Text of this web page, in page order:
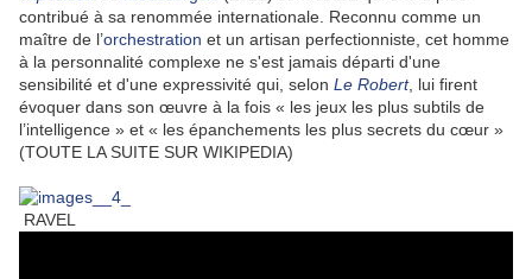
contribué à sa renommée internationale. Reconnu comme un
maître de l’orchestration et un artisan perfectionniste, cet homme
à la personnalité complexe ne s'est jamais départi d'une
sensibilité et d'une expressivité qui, selon Le Robert, lui firent
évoquer dans son œuvre à la fois « les jeux les plus subtils de
l’intelligence » et « les épanchements les plus secrets du cœur »
(TOUTE LA SUITE SUR WIKIPEDIA)
RAVEL